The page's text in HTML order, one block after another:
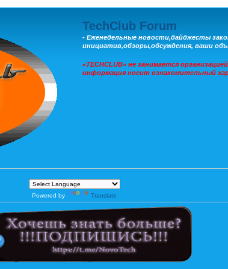
TechClub Forum
- Еженедельные новости,дайджесты
инициатив,обзоры,обсуждения, ваши
«TECHCLUB» не занимается
информация носит ознакомительный
Powered by Translate